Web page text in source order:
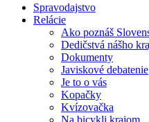
Spravodajstvo
Relácie
Ako poznáš
Dedičstvá nášho
Dokumenty
Javiskové debatenie
Je to o vás
Kopačky
Kvízovačka
Na bicykli krajom